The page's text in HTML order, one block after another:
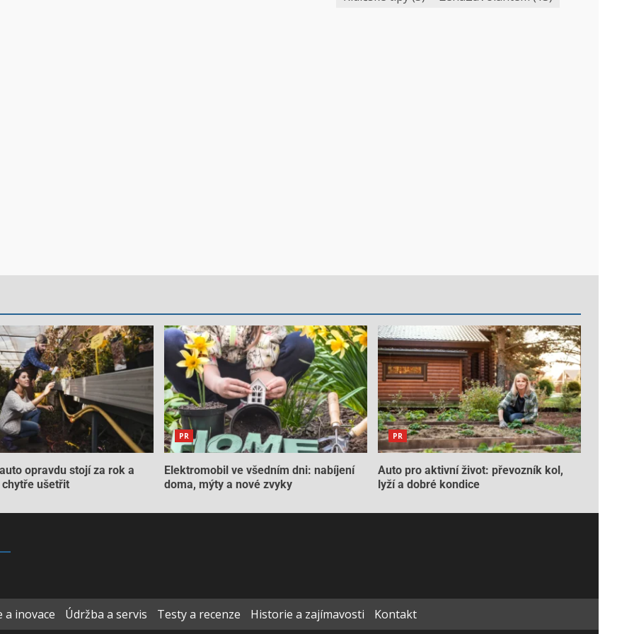
opravdu stojí za rok a
chytře ušetřit
PR
Elektromobil ve všedním dni: nabíjení
doma, mýty a nové zvyky
PR
Auto pro aktivní život: převozník kol,
lyží a dobré kondice
a inovace Údržba a servis Testy a recenze Historie a zajímavosti Kontakt